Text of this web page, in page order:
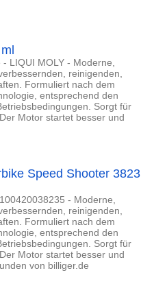
LIQUI MOLY - Moderne,
reinigenden,
Formuliert nach dem
entsprechend den
Sorgt für
Motor startet besser und
Speed Shooter 3823
- Moderne,
reinigenden,
Formuliert nach dem
entsprechend den
Sorgt für
Motor startet besser und
von billiger.de